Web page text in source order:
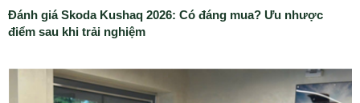
Đánh giá Skoda Kushaq 2026: Có đáng mua? Ưu nhược
điểm sau khi trải nghiệm